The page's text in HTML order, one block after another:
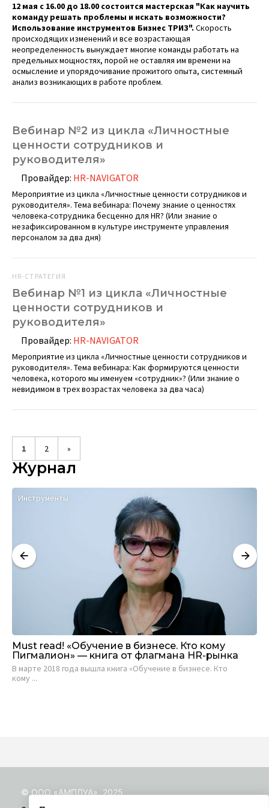
12 мая c 16.00 до 18.00 состоится мастерская "Как научить
команду решать проблемы и искать возможности?
Использование инструментов Бизнес ТРИЗ". Скорость
происходящих изменений и все возрастающая
неопределенность вынуждает многие команды работать на
предельных мощностях, порой не оставляя им времени на
осмысление и упорядочивание прожитого опыта, системный
анализ возникающих в работе проблем.
Вебинар №2 из цикла «Личностные
ценности сотрудников и
руководителя»
Провайдер: HR-NAVIGATOR
Мероприятие из цикла «Личностные ценности сотрудников и
руководителя». Тема вебинара: Почему знание о ценностях
человека-сотрудника бесценно для HR? (Или знание о
незафиксированном в культуре инструменте управления
персоналом за два дня)
HR-СТРАТЕГИЯ
Вебинар №1 из цикла «Личностные
ценности сотрудников и
руководителя»
Провайдер: HR-NAVIGATOR
Мероприятие из цикла «Личностные ценности сотрудников и
руководителя». Тема вебинара: Как формируются ценности
человека, которого мы именуем «сотрудник»? (Или знание о
невидимом в трех возрастах человека за два часа)
1 2 »
Журнал
Инструменты
Must read! «Обучение в бизнесе. Кто кому
Пигмалион» — книга от флагмана HR-рынка
В марте 2018 года вышла книга «Обучение в бизнесе. Кто
кому ...
© ООО «АМПЛУА», 2025